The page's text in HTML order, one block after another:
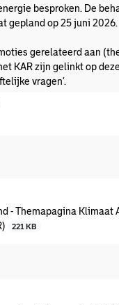
besproken. De
gepland op 25 juni 2026.
gerelateerd aan
KAR zijn gelinkt op
vragen’.
- Themapagina Klimaat
221 KB